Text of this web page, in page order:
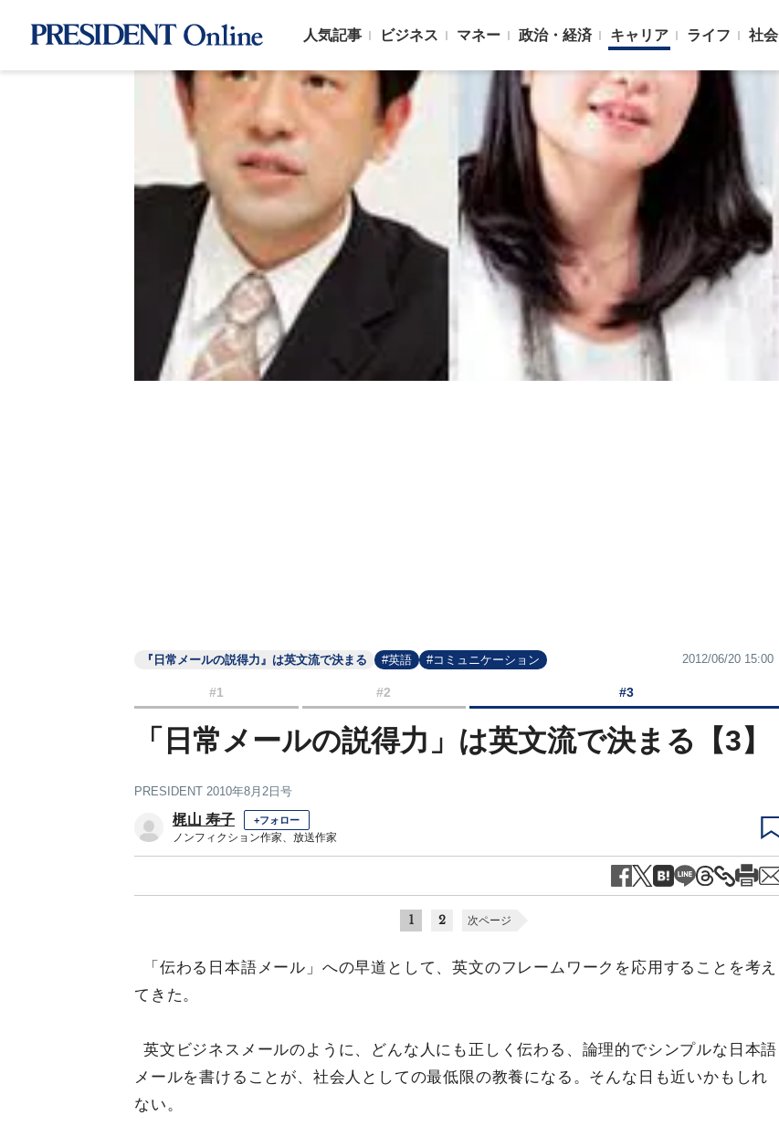
人気記事 ビジネス マネー 政治・経済 キャリア ライフ 社会
『日常メールの説得力』は英文流で決まる #英語 #コミュニケーション 2012/06/20 15:00
#1 #2 #3
「日常メールの説得力」は英文流で決まる【3】
PRESIDENT 2010年8月2日号
梶山 寿子 +フォロー
ノンフィクション作家、放送作家
1 2 次ページ
「伝わる日本語メール」への早道として、英文のフレームワークを応用することを考え
てきた。
英文ビジネスメールのように、どんな人にも正しく伝わる、論理的でシンプルな日本語
メールを書けることが、社会人としての最低限の教養になる。そんな日も近いかもしれ
ない。